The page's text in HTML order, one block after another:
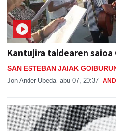
Kantujira taldearen
SAN ESTEBAN JAIAK
Jon Ander Ubeda abu 07, 20:37